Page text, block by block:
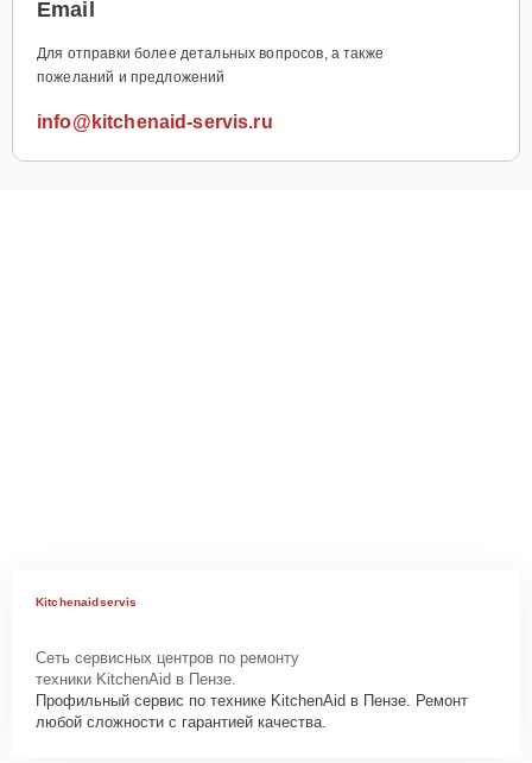
Email
Для отправки более детальных вопросов, а также
пожеланий и предложений
info@kitchenaid-servis.ru
Kitchenaidservis
Сеть сервисных центров по ремонту
техники KitchenAid в Пензе.
Профильный сервис по технике KitchenAid в Пензе. Ремонт
любой сложности с гарантией качества.